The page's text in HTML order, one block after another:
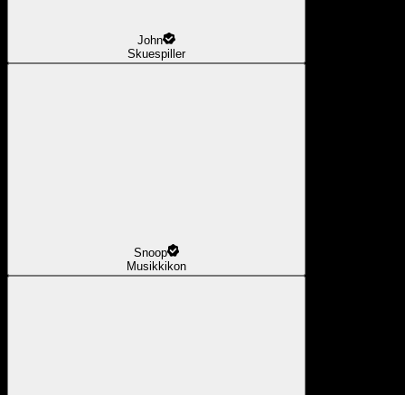
John
Skuespiller
Snoop
Musikkikon